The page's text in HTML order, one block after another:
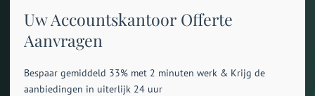
Uw Accountskantoor Offerte
Aanvragen
Bespaar gemiddeld 33% met 2 minuten werk & Krijg de
aanbiedingen in uiterlijk 24 uur